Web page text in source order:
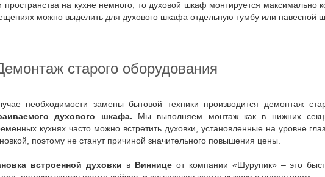
можно выделить для духового шкафа отдельную тумбу или навесной
Демонтаж старого оборудования
необходимости замены бытовой техники производится демонтаж
духового шкафа.
Мы выполняем монтаж как в нижних
кухнях часто можно встретить духовки, установленные на уровне
поэтому не станут причиной значительного повышения цены.
встроенной духовки в Винницеот компании «Шурупик» – это